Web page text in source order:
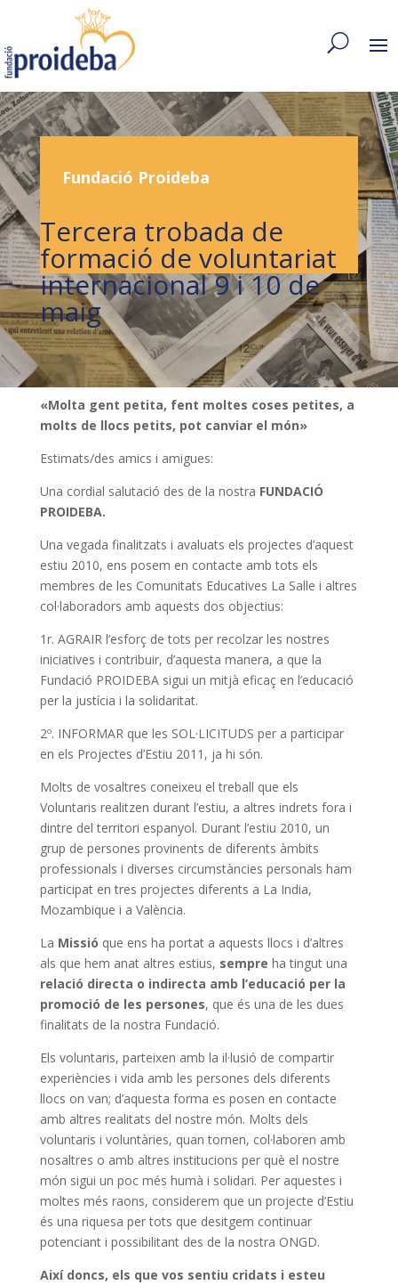
Fundació Proideba
Tercera trobada de
formació de voluntariat
internacional 9 i 10 de
maig
«Molta gent petita, fent moltes coses petites, a
molts de llocs petits, pot canviar el món»
Estimats/des amics i amigues:
Una cordial salutació des de la nostra FUNDACIÓ
PROIDEBA.
Una vegada finalitzats i avaluats els projectes d’aquest
estiu 2010, ens posem en contacte amb tots els
membres de les Comunitats Educatives La Salle i altres
col·laboradors amb aquests dos objectius:
1r. AGRAIR l’esforç de tots per recolzar les nostres
iniciatives i contribuir, d’aquesta manera, a que la
Fundació PROIDEBA sigui un mitjà eficaç en l’educació
per la justícia i la solidaritat.
2º. INFORMAR que les SOL·LICITUDS per a participar
en els Projectes d’Estiu 2011, ja hi són.
Molts de vosaltres coneixeu el treball que els
Voluntaris realitzen durant l’estiu, a altres indrets fora i
dintre del territori espanyol. Durant l’estiu 2010, un
grup de persones provinents de diferents àmbits
professionals i diverses circumstàncies personals ham
participat en tres projectes diferents a La India,
Mozambique i a València.
La Missió que ens ha portat a aquests llocs i d’altres
als que hem anat altres estius, sempre ha tingut una
relació directa o indirecta amb l’educació per la
promoció de les persones, que és una de les dues
finalitats de la nostra Fundació.
Els voluntaris, parteixen amb la il·lusió de compartir
experiències i vida amb les persones dels diferents
llocs on van; d’aquesta forma es posen en contacte
amb altres realitats del nostre món. Molts dels
voluntaris i voluntàries, quan tornen, col·laboren amb
nosaltres o amb altres institucions per què el nostre
món sigui un poc més humà i solidari. Per aquestes i
moltes més raons, considerem que un projecte d’Estiu
és una riquesa per tots que desitgem continuar
potenciant i possibilitant des de la nostra ONGD.
Així doncs, els que vos sentiu cridats i esteu